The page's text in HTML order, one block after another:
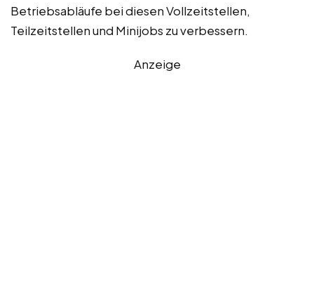
Betriebsabläufe bei diesen Vollzeitstellen,
Teilzeitstellen und Minijobs zu verbessern.
Anzeige